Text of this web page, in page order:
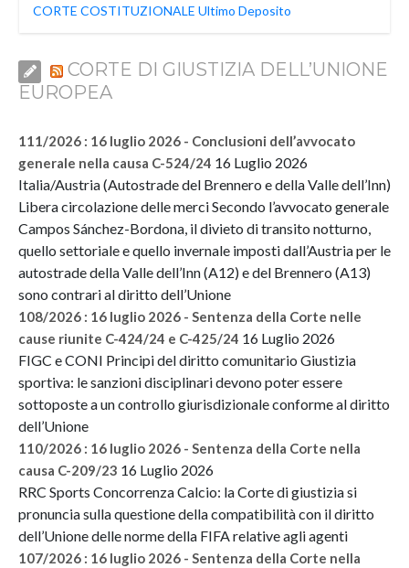
CORTE COSTITUZIONALE Ultimo Deposito
CORTE DI GIUSTIZIA DELL’UNIONE
EUROPEA
111/2026 : 16 luglio 2026 - Conclusioni dell’avvocato
generale nella causa C-524/24 16 Luglio 2026
Italia/Austria (Autostrade del Brennero e della Valle dell’Inn)
Libera circolazione delle merci Secondo l’avvocato generale
Campos Sánchez-Bordona, il divieto di transito notturno,
quello settoriale e quello invernale imposti dall’Austria per le
autostrade della Valle dell’Inn (A12) e del Brennero (A13)
sono contrari al diritto dell’Unione
108/2026 : 16 luglio 2026 - Sentenza della Corte nelle
cause riunite C-424/24 e C-425/24 16 Luglio 2026
FIGC e CONI Principi del diritto comunitario Giustizia
sportiva: le sanzioni disciplinari devono poter essere
sottoposte a un controllo giurisdizionale conforme al diritto
dell’Unione
110/2026 : 16 luglio 2026 - Sentenza della Corte nella
causa C-209/23 16 Luglio 2026
RRC Sports Concorrenza Calcio: la Corte di giustizia si
pronuncia sulla questione della compatibilità con il diritto
dell’Unione delle norme della FIFA relative agli agenti
107/2026 : 16 luglio 2026 - Sentenza della Corte nella